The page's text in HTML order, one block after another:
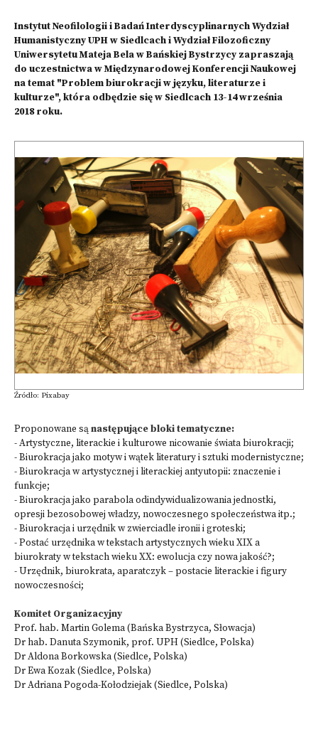
Instytut Neofilologii i Badań Interdyscyplinarnych Wydział
Humanistyczny UPH w Siedlcach i Wydział Filozoficzny
Uniwersytetu Mateja Bela w Bańskiej Bystrzycy zapraszają
do uczestnictwa w Międzynarodowej Konferencji Naukowej
na temat "Problem biurokracji w języku, literaturze i
kulturze", która odbędzie się w Siedlcach 13-14 września
2018 roku.
Źródło: Pixabay
Proponowane sąnastępujące bloki tematyczne:
- Artystyczne, literackie i kulturowe nicowanie świata biurokracji;
- Biurokracja jako motyw i wątek literatury i sztuki modernistyczne;
- Biurokracja w artystycznej i literackiej antyutopii: znaczenie i
funkcje;
- Biurokracja jako parabola odindywidualizowania jednostki,
opresji bezosobowej władzy, nowoczesnego społeczeństwa itp.;
- Biurokracja i urzędnik w zwierciadle ironii i groteski;
- Postać urzędnika w tekstach artystycznych wieku XIX a
biurokraty w tekstach wieku XX: ewolucja czy nowa jakość?;
- Urzędnik, biurokrata, aparatczyk – postacie literackie i figury
nowoczesności;
Komitet Organizacyjny
Prof. hab. Martin Golema (Bańska Bystrzyca, Słowacja)
Dr hab. Danuta Szymonik, prof. UPH (Siedlce, Polska)
Dr Aldona Borkowska (Siedlce, Polska)
Dr Ewa Kozak (Siedlce, Polska)
Dr Adriana Pogoda-Kołodziejak (Siedlce, Polska)